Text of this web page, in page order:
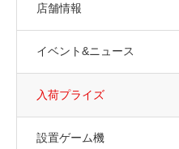
店舗情報
イベント&ニュース
入荷プライズ
設置ゲーム機